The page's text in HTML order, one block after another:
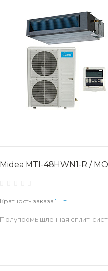
Midea MTI-48HWN1-R /
Кратность заказа 1 шт
Полупромышленная сплит-